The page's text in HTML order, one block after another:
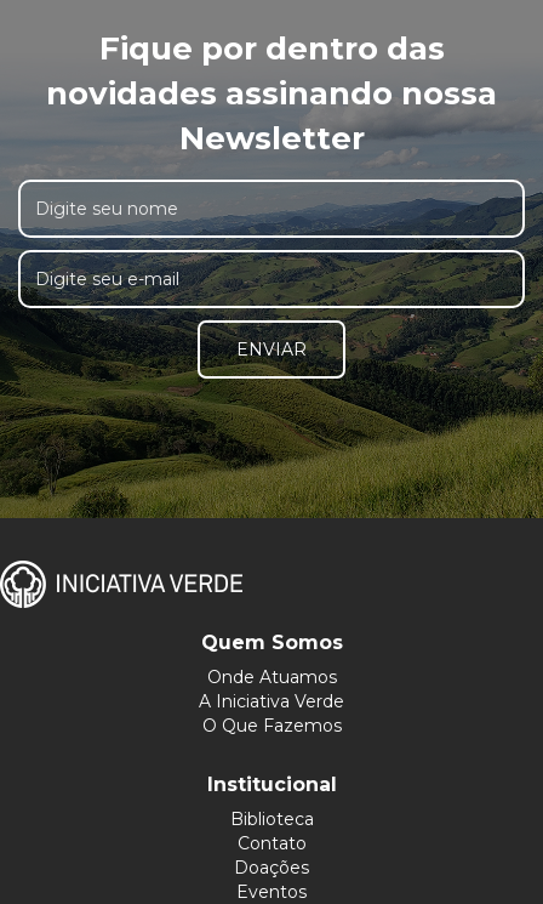
Fique por dentro das
novidades assinando nossa
Newsletter
ENVIAR
Quem Somos
Onde Atuamos
A Iniciativa Verde
O Que Fazemos
Institucional
Biblioteca
Contato
Doações
Eventos